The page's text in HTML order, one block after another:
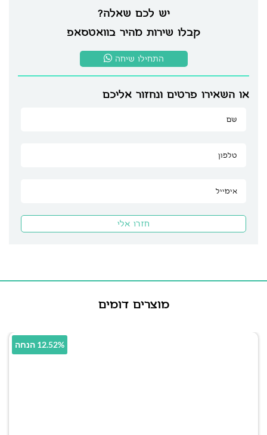
יש לכם שאלה?
קבלו שירות מהיר בוואטסאפ
התחילו שיחה
או השאירו פרטים ונחזור אליכם
מוצרים דומים
12.52% הנחה